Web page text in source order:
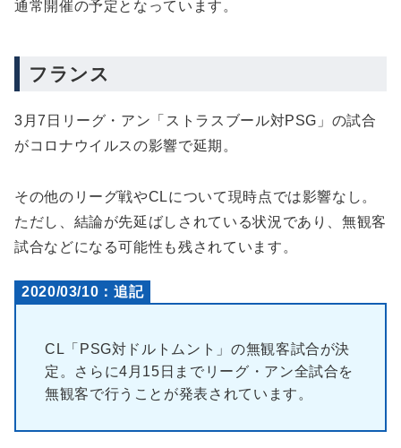
通常開催の予定となっています。
フランス
3月7日リーグ・アン「ストラスブール対PSG」の試合
がコロナウイルスの影響で延期。
その他のリーグ戦やCLについて現時点では影響なし。
ただし、結論が先延ばしされている状況であり、無観客
試合などになる可能性も残されています。
2020/03/10：追記
CL「PSG対ドルトムント」の無観客試合が決
定。さらに4月15日までリーグ・アン全試合を
無観客で行うことが発表されています。